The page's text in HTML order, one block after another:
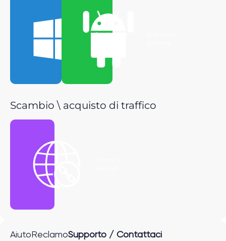
Scarica per
Scambio \ acquisto di traffico
Aiuto ReclamoSupporto / Contattaci